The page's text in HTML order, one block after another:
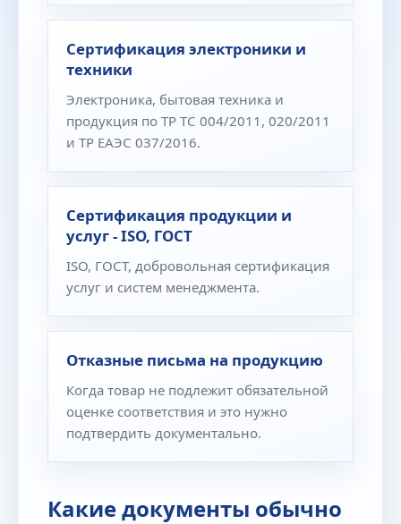
Сертификация электроники и
техники
Электроника, бытовая техника и
продукция по ТР ТС 004/2011, 020/2011
и ТР ЕАЭС 037/2016.
Сертификация продукции и
услуг - ISO, ГОСТ
ISO, ГОСТ, добровольная сертификация
услуг и систем менеджмента.
Отказные письма на продукцию
Когда товар не подлежит обязательной
оценке соответствия и это нужно
подтвердить документально.
Какие документы обычно